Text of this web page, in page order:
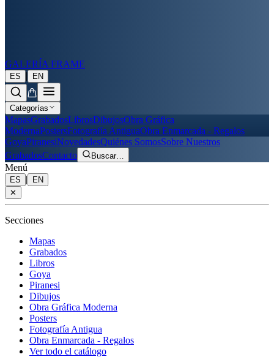
GALERÍA FRAME
ES | EN
Categorías
MapasGrabadosLibrosDibujosObra Gráfica
ModernaPostersFotografía AntiguaObra Enmarcada - Regalos
GoyaPiranesiNovedadesQuiénes SomosSobre Nuestros
GrabadosContacto Buscar…
Menú
ES |
EN
✕
Secciones
Mapas
Grabados
Libros
Goya
Piranesi
Dibujos
Obra Gráfica Moderna
Posters
Fotografía Antigua
Obra Enmarcada - Regalos
Ver todo el catálogo